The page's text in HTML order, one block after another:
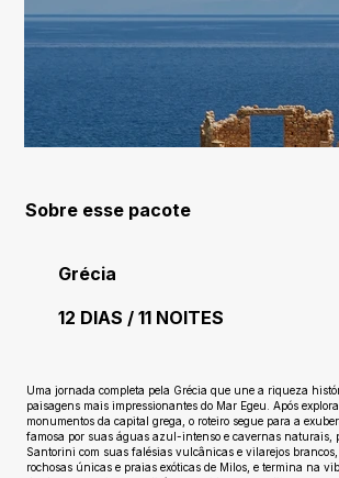
Sobre esse pacote
Grécia
12 DIAS / 11 NOITES
Uma jornada completa pela Grécia que une a riqueza
paisagens mais impressionantes do Mar Egeu. Após
monumentos da capital grega, o roteiro segue para a
famosa por suas águas azul-intenso e cavernas naturais,
Santorini com suas falésias vulcânicas e vilarejos brancos,
rochosas únicas e praias exóticas de Milos, e termina na